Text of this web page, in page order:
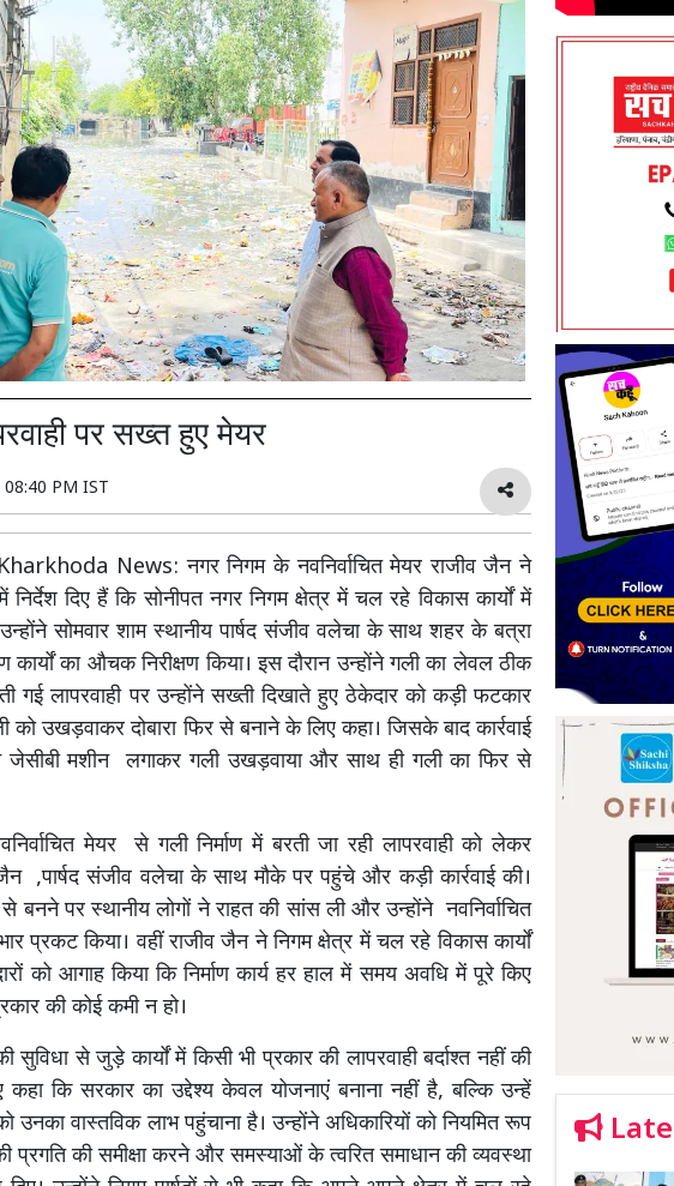
पर सख्त हुए मेयर
PM IST
Kharkhoda News: नगर निगम के नवनिर्वाचित मेयर राजीव जैन ने
निर्देश दिए हैं कि सोनीपत नगर निगम क्षेत्र में चल रहे विकास कार्यों में
उन्होंने सोमवार शाम स्थानीय पार्षद संजीव वलेचा के साथ शहर के बत्रा
कार्यों का औचक निरीक्षण किया। इस दौरान उन्होंने गली का लेवल ठीक
गई लापरवाही पर उन्होंने सख्ती दिखाते हुए ठेकेदार को कड़ी फटकार
को उखड़वाकर दोबारा फिर से बनाने के लिए कहा। जिसके बाद कार्रवाई
मशीन लगाकर गली उखड़वाया और साथ ही गली का फिर से
मेयर से गली निर्माण में बरती जा रही लापरवाही को लेकर
,पार्षद संजीव वलेचा के साथ मौके पर पहुंचे और कड़ी कार्रवाई की।
बनने पर स्थानीय लोगों ने राहत की सांस ली और उन्होंने नवनिर्वाचित
प्रकट किया। वहीं राजीव जैन ने निगम क्षेत्र में चल रहे विकास कार्यों
को आगाह किया कि निर्माण कार्य हर हाल में समय अवधि में पूरे किए
की कोई कमी न हो।
से जुड़े कार्यों में किसी भी प्रकार की लापरवाही बर्दाश्त नहीं की
कहा कि सरकार का उद्देश्य केवल योजनाएं बनाना नहीं है, बल्कि उन्हें
वास्तविक लाभ पहुंचाना है। उन्होंने अधिकारियों को नियमित रूप
प्रगति की समीक्षा करने और समस्याओं के त्वरित समाधान की व्यवस्था